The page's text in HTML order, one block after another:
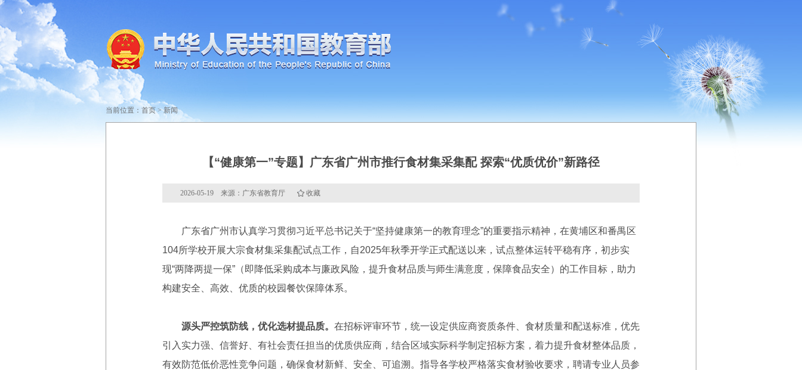
当前位置： 首页>新闻
【“健康第一”专题】广东省广州市推行食材集采集配 探索“优质优价”新路径
2026-05-19 来源：广东省教育厅 收藏
广东省广州市认真学习贯彻习近平总书记关于“坚持健康第一的教育理念”的重要指示精神，在黄埔区和番禺区
104所学校开展大宗食材集采集配试点工作，自2025年秋季开学正式配送以来，试点整体运转平稳有序，初步实
现“两降两提一保”（即降低采购成本与廉政风险，提升食材品质与师生满意度，保障食品安全）的工作目标，助力
构建安全、高效、优质的校园餐饮保障体系。
源头严控筑防线，优化选材提品质。 在招标评审环节，统一设定供应商资质条件、食材质量和配送标准，优先
引入实力强、信誉好、有社会责任担当的优质供应商，结合区域实际科学制定招标方案，着力提升食材整体品质，
有效防范低价恶性竞争问题，确保食材新鲜、安全、可追溯。指导各学校严格落实食材验收要求，聘请专业人员参